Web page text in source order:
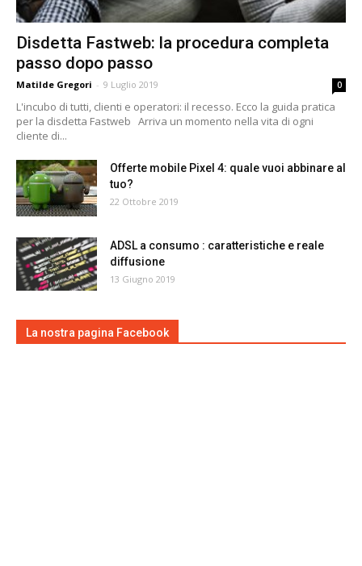
Disdetta Fastweb: la procedura completa
passo dopo passo
Matilde Gregori - 9 Luglio 2019 0
L'incubo di tutti, clienti e operatori: il recesso. Ecco la guida pratica
per la disdetta Fastweb Arriva un momento nella vita di ogni
cliente di...
Offerte mobile Pixel 4: quale vuoi abbinare al
tuo?
22 Ottobre 2019
ADSL a consumo : caratteristiche e reale
diffusione
13 Giugno 2019
La nostra pagina Facebook